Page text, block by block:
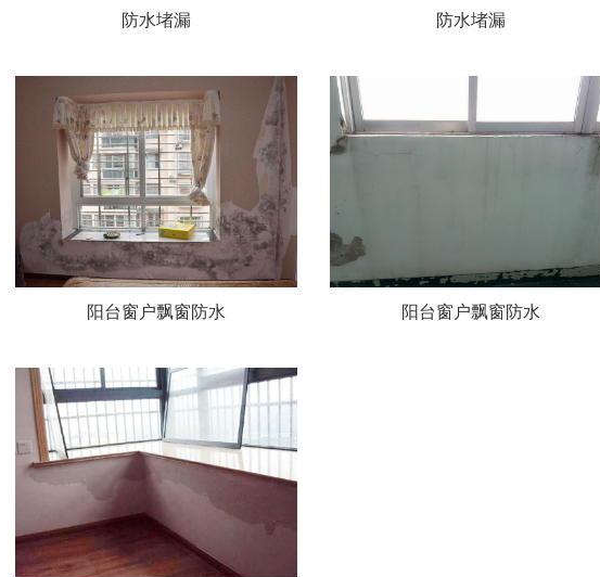
防水堵漏 防水堵漏
阳台窗户飘窗防水 阳台窗户飘窗防水